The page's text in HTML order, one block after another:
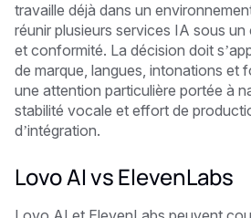
travaille déjà dans un
réunir plusieurs services IA sous
et conformité. La décision doit
de marque, langues, intonations et
une attention particulière portée à
stabilité vocale et effort de
d’intégration.
Lovo AI vs ElevenLabs